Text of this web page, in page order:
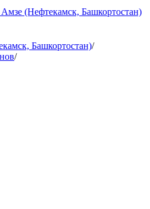
(Нефтекамск, Башкортостан)
Башкортостан)/
/